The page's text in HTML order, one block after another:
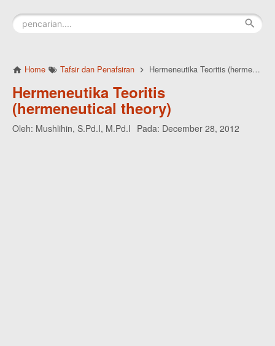
Home Tafsir dan Penafsiran Hermeneutika Teoritis (hermeneutical theory)
Hermeneutika Teoritis
(hermeneutical theory)
Oleh: Mushlihin, S.Pd.I, M.Pd.I Pada: December 28, 2012